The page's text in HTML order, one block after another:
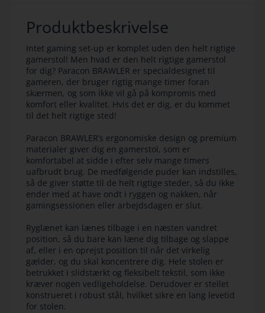
Produktbeskrivelse
Intet gaming set-up er komplet uden den helt rigtige
gamerstol! Men hvad er den helt rigtige gamerstol
for dig? Paracon BRAWLER er specialdesignet til
gameren, der bruger rigtig mange timer foran
skærmen, og som ikke vil gå på kompromis med
komfort eller kvalitet. Hvis det er dig, er du kommet
til det helt rigtige sted!
Paracon BRAWLER’s ergonomiske design og premium
materialer giver dig en gamerstol, som er
komfortabel at sidde i efter selv mange timers
uafbrudt brug. De medfølgende puder kan indstilles,
så de giver støtte til de helt rigtige steder, så du ikke
ender med at have ondt i ryggen og nakken, når
gamingsessionen eller arbejdsdagen er slut.
Ryglænet kan lænes tilbage i en næsten vandret
position, så du bare kan læne dig tilbage og slappe
af, eller i en oprejst position til når det virkelig
gælder, og du skal koncentrere dig. Hele stolen er
betrukket i slidstærkt og fleksibelt tekstil, som ikke
kræver nogen vedligeholdelse. Derudover er stellet
konstrueret i robust stål, hvilket sikre en lang levetid
for stolen.